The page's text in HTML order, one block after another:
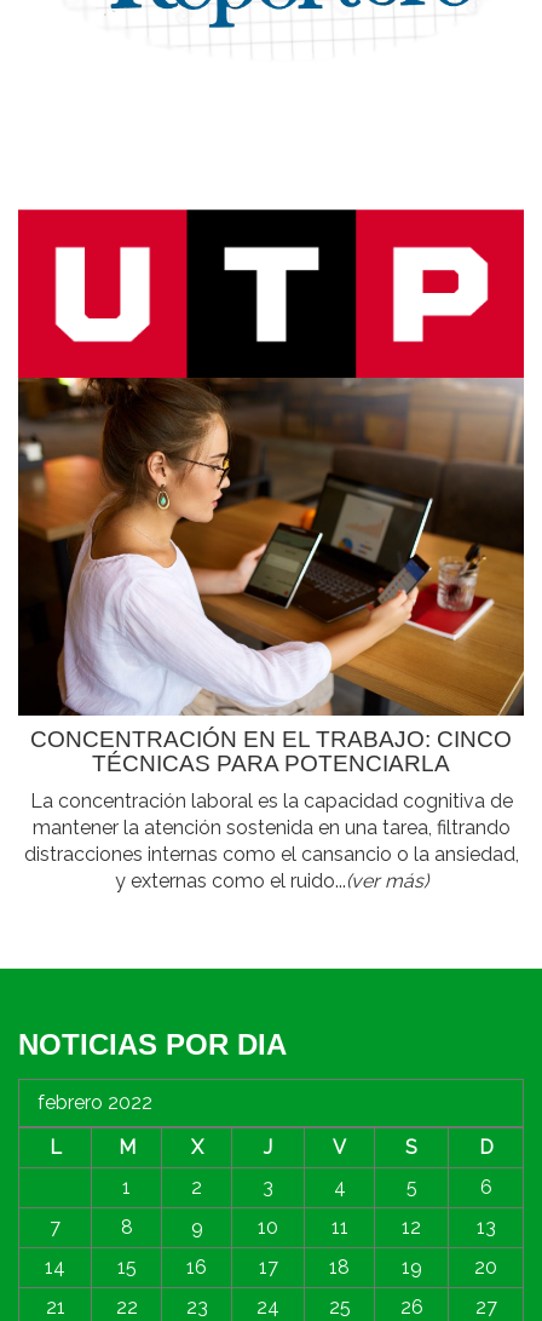
CONCENTRACIÓN EN EL TRABAJO: CINCO
TÉCNICAS PARA POTENCIARLA
La concentración laboral es la capacidad cognitiva de
mantener la atención sostenida en una tarea, filtrando
distracciones internas como el cansancio o la ansiedad,
y externas como el ruido...(ver más)
NOTICIAS POR DIA
febrero 2022
L
M X J V S
D
1
2 3 4 5
6
7
8 9 10 11 12
13
14
15 16 17 18 19
20
21
22 23 24 25 26
27